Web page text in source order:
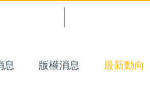
息 版權消息 最新動向